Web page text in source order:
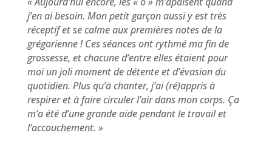
j’en ai besoin. Mon petit garçon aussi y est très
réceptif et se calme aux premières notes de la
grégorienne ! Ces séances ont rythmé ma fin de
grossesse, et chacune d’entre elles étaient pour
moi un joli moment de détente et d’évasion du
quotidien. Plus qu’à chanter, j’ai (ré)appris à
respirer et à faire circuler l’air dans mon corps. Ça
m’a été d’une grande aide pendant le travail et
l’accouchement. »